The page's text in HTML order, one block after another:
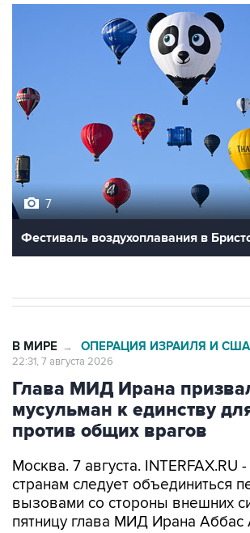
7
Фестиваль воздухоплавания в
В МИРЕ → ОПЕРАЦИЯ ИЗРАИЛЯ И
22:31, 7 августа 2026
Глава МИД Ирана
мусульман к единству
против общих врагов
Москва. 7 августа. INTERFAX.RU
странам следует объединиться
вызовами со стороны внешних
пятницу глава МИД Ирана Аббас